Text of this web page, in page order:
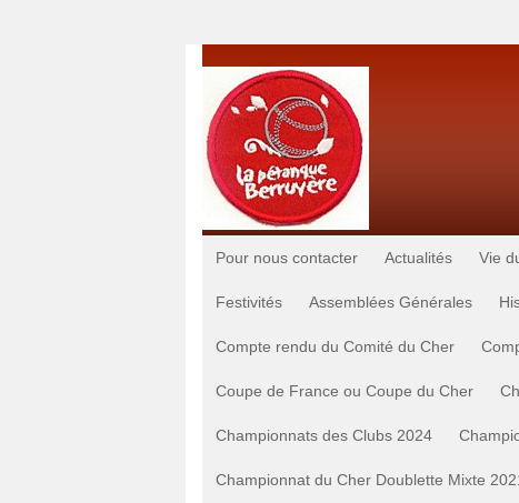
Pour nous contacter Actualités Vie
Festivités Assemblées Générales
Compte rendu du Comité du Cher
Coupe de France ou Coupe du Cher
Championnats des Clubs 2024
Championnat du Cher Doublette Mixte